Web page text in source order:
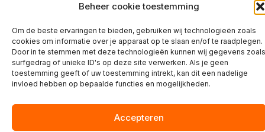
Beheer cookie toestemming
Om de beste ervaringen te bieden, gebruiken wij technologieën zoals
cookies om informatie over je apparaat op te slaan en/of te raadplegen.
Door in te stemmen met deze technologieën kunnen wij gegevens zoals
surfgedrag of unieke ID's op deze site verwerken. Als je geen
toestemming geeft of uw toestemming intrekt, kan dit een nadelige
invloed hebben op bepaalde functies en mogelijkheden.
Accepteren
copyright ©2026